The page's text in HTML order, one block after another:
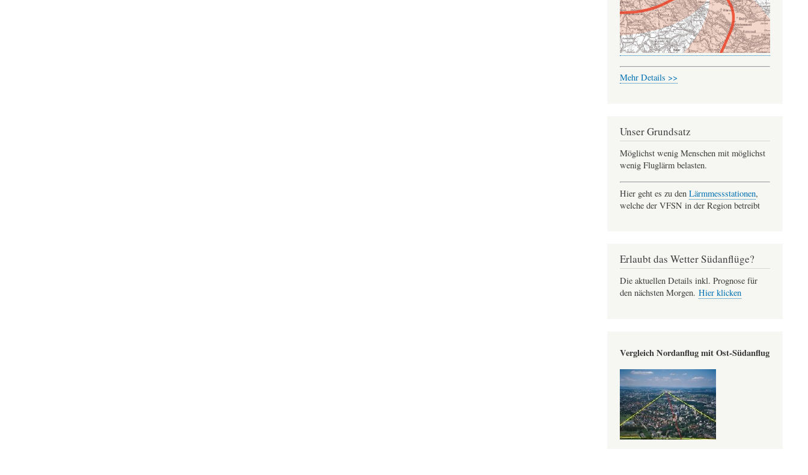
Mehr Details >>
Unser Grundsatz
Möglichst wenig Menschen mit möglichst
wenig Fluglärm belasten.
Hier geht es zu den Lärmmessstationen,
welche der VFSN in der Region betreibt
Erlaubt das Wetter Südanflüge?
Die aktuellen Details inkl. Prognose für
den nächsten Morgen. Hier klicken
Vergleich Nordanflug mit Ost-Südanflug